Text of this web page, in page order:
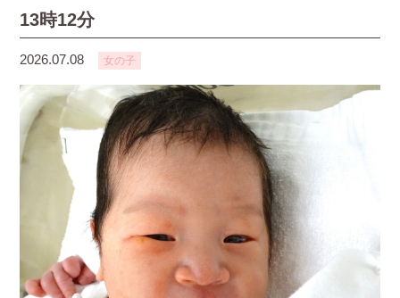
13時12分
2026.07.08 女の子